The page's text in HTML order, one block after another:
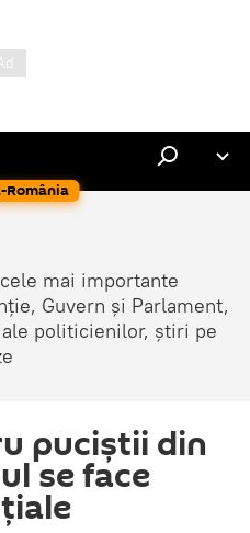
România
mai importante
Guvern și Parlament,
politicienilor, știri pe
puciștii din
se face